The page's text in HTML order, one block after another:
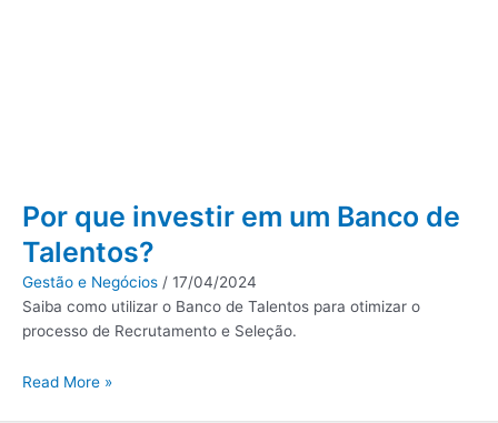
Por que investir em um Banco de
Talentos?
Gestão e Negócios / 17/04/2024
Saiba como utilizar o Banco de Talentos para otimizar o
processo de Recrutamento e Seleção.
Read More »